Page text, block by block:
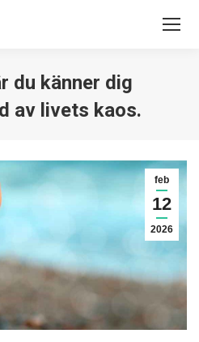
du känner dig
av livets kaos.
feb
12
2026